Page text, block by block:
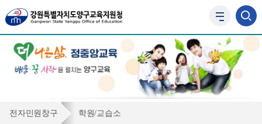
사
트
맵
바
로
가
학전자민원창구 학원/교습소